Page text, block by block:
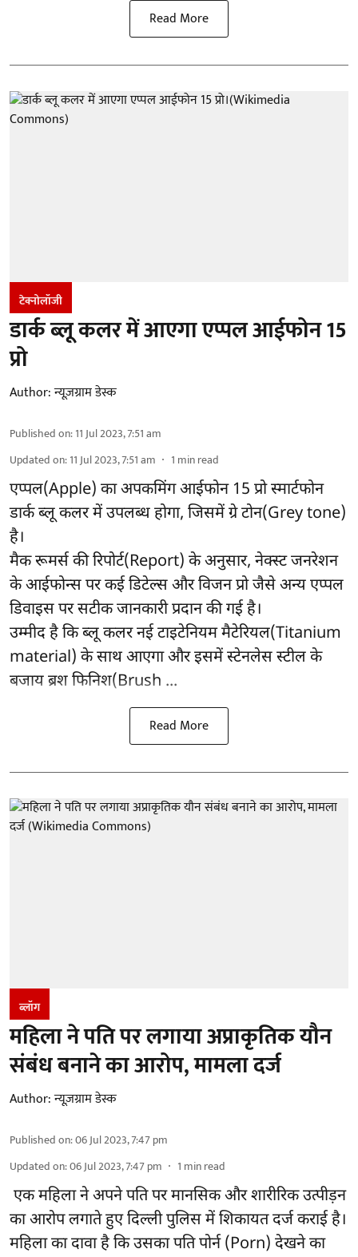
Read More
टेक्नोलॉजी
डार्क ब्लू कलर में आएगा एप्पल आईफोन 15
प्रो
Author:न्यूज़ग्राम डेस्क
Published on:11 Jul 2023, 7:51 am
Updated on:11 Jul 2023, 7:51 am 1 min read
एप्पल(Apple) का अपकमिंग आईफोन 15 प्रो स्मार्टफोन
डार्क ब्लू कलर में उपलब्ध होगा, जिसमें ग्रे टोन(Grey tone)
है।
मैक रूमर्स की रिपोर्ट(Report) के अनुसार, नेक्स्ट जनरेशन
के आईफोन्स पर कई डिटेल्स और विजन प्रो जैसे अन्य एप्पल
डिवाइस पर सटीक जानकारी प्रदान की गई है।
उम्मीद है कि ब्लू कलर नई टाइटेनियम मैटेरियल(Titanium
material) के साथ आएगा और इसमें स्टेनलेस स्टील के
बजाय ब्रश फिनिश(Brush ...
Read More
ब्लॉग
महिला ने पति पर लगाया अप्राकृतिक यौन
संबंध बनाने का आरोप, मामला दर्ज
Author:न्यूज़ग्राम डेस्क
Published on:06 Jul 2023, 7:47 pm
Updated on:06 Jul 2023, 7:47 pm 1 min read
एक महिला ने अपने पति पर मानसिक और शारीरिक उत्पीड़न
का आरोप लगाते हुए दिल्ली पुलिस में शिकायत दर्ज कराई है।
महिला का दावा है कि उसका पति पोर्न (Porn) देखने का